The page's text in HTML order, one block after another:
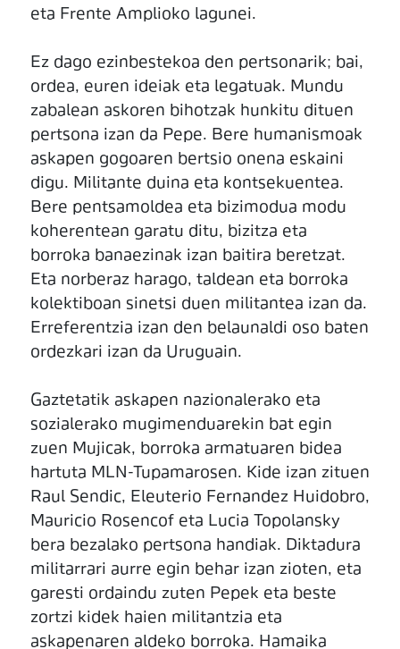
eta Frente Amplioko lagunei.
Ez dago ezinbestekoa den pertsonarik; bai,
ordea, euren ideiak eta legatuak. Mundu
zabalean askoren bihotzak hunkitu dituen
pertsona izan da Pepe. Bere humanismoak
askapen gogoaren bertsio onena eskaini
digu. Militante duina eta kontsekuentea.
Bere pentsamoldea eta bizimodua modu
koherentean garatu ditu, bizitza eta
borroka banaezinak izan baitira beretzat.
Eta norberaz harago, taldean eta borroka
kolektiboan sinetsi duen militantea izan da.
Erreferentzia izan den belaunaldi oso baten
ordezkari izan da Uruguain.
Gaztetatik askapen nazionalerako eta
sozialerako mugimenduarekin bat egin
zuen Mujicak, borroka armatuaren bidea
hartuta MLN-Tupamarosen. Kide izan zituen
Raul Sendic, Eleuterio Fernandez Huidobro,
Mauricio Rosencof eta Lucia Topolansky
bera bezalako pertsona handiak. Diktadura
militarrari aurre egin behar izan zioten, eta
garesti ordaindu zuten Pepek eta beste
zortzi kidek haien militantzia eta
askapenaren aldeko borroka. Hamaika